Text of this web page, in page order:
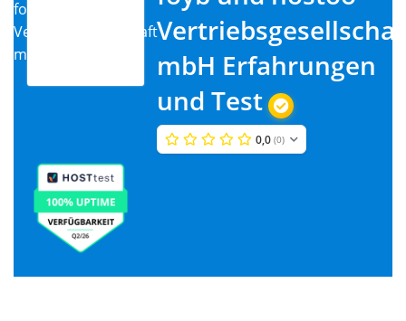
foyb und hostoo
Vertriebsgesellschaft
mbH
mbH Erfahrungen
und Test
0,0 (0)